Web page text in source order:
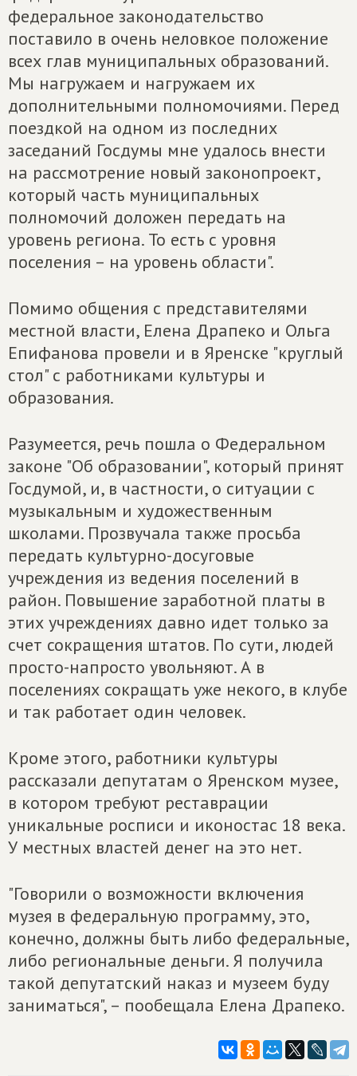
федеральное законодательство
поставило в очень неловкое положение
всех глав муниципальных образований.
Мы нагружаем и нагружаем их
дополнительными полномочиями. Перед
поездкой на одном из последних
заседаний Госдумы мне удалось внести
на рассмотрение новый законопроект,
который часть муниципальных
полномочий доложен передать на
уровень региона. То есть с уровня
поселения – на уровень области".
Помимо общения с представителями
местной власти, Елена Драпеко и Ольга
Епифанова провели и в Яренске "круглый
стол" с работниками культуры и
образования.
Разумеется, речь пошла о Федеральном
законе "Об образовании", который принят
Госдумой, и, в частности, о ситуации с
музыкальным и художественным
школами. Прозвучала также просьба
передать культурно-досуговые
учреждения из ведения поселений в
район. Повышение заработной платы в
этих учреждениях давно идет только за
счет сокращения штатов. По сути, людей
просто-напросто увольняют. А в
поселениях сокращать уже некого, в клубе
и так работает один человек.
Кроме этого, работники культуры
рассказали депутатам о Яренском музее,
в котором требуют реставрации
уникальные росписи и иконостас 18 века.
У местных властей денег на это нет.
"Говорили о возможности включения
музея в федеральную программу, это,
конечно, должны быть либо федеральные,
либо региональные деньги. Я получила
такой депутатский наказ и музеем буду
заниматься", – пообещала Елена Драпеко.